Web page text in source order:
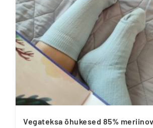
Vegateksa õhukesed 85%